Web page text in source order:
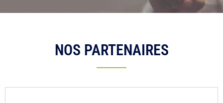
NOS PARTENAIRES